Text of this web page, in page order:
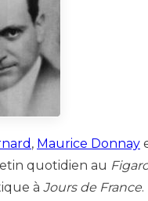
, Maurice Donnay
quotidien au
à Jours de France